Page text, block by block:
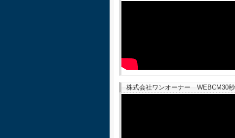
株式会社ワンオーナー WEBCM30秒